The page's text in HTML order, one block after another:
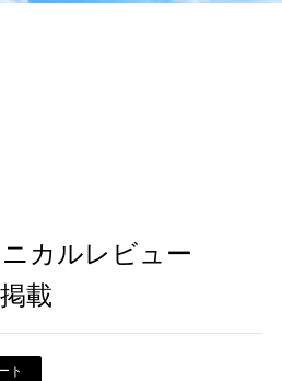
カルレビュー
載
ト